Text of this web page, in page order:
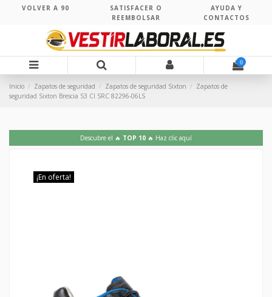
VOLVER A 90
SATISFACER O
REEMBOLSAR
AYUDA Y
CONTACTOS
0
Inicio Zapatos de seguridad Zapatos de seguridad Sixton
Zapatos de
seguridad Sixton Brescia S3 CI SRC 82296-06LS
Descubre el 🔥 TOP 10 🔥 Haz clic aquí
¡En oferta!